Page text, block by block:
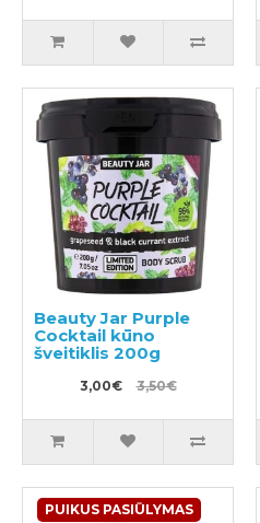
Beauty Jar Purple
Cocktail kūno
šveitiklis 200g
3,00€ 3,50€
PUIKUS PASIŪLYMAS